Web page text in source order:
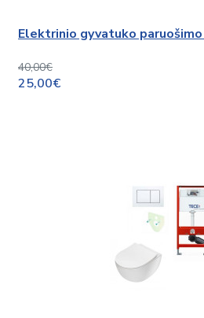
Elektrinio gyvatuko
40,00€
25,00€